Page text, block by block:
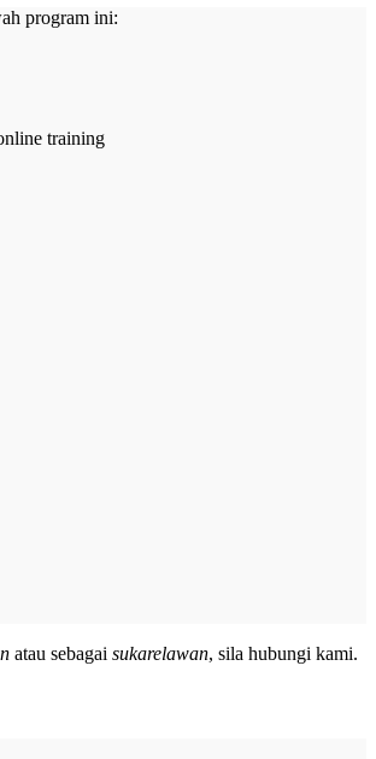
program ini:
atau sebagai sukarelawan, sila hubungi kami.